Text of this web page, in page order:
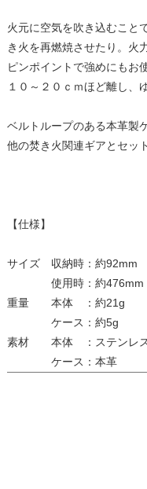
火元に空気を吹き込むこと
き火を再燃焼させたり。火
ピンポイントで強めにもお
１０～２０ｃｍほど離し、
ベルトループのある本革製
他の焚き火関連ギアとセッ
【仕様】
サイズ 収納時：約92mm
使用時：約476mm
重量 本体 ：約21g
ケース：約5g
素材 本体 ：ステンレ
ケース：本革